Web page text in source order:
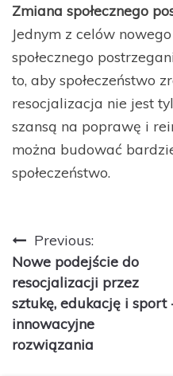
Zmiana społecznego
Jednym z celów
społecznego
to, aby społeczeństwo
resocjalizacja nie jest
szansą na poprawę i
można budować
społeczeństwo.
Nawigacja
wpisu
Previous:
Nowe podejście do
resocjalizacji przez
sztukę, edukację i sport
innowacyjne
rozwiązania